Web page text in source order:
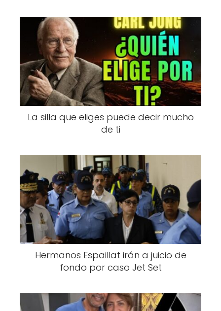
La silla que eliges puede decir mucho
de ti
Hermanos Espaillat irán a juicio de
fondo por caso Jet Set